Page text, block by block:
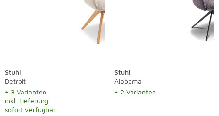
Stuhl
Detroit
+ 3 Varianten
inkl. Lieferung
sofort verfügbar
Stuhl
Alabama
+ 2 Varianten